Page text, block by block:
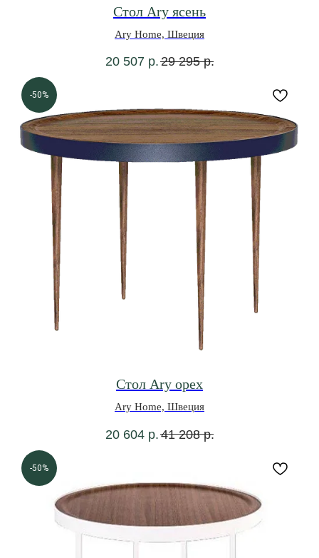
Стол Ary ясень
Ary Home, Швеция
20 507 р.29 295 р.
-50%
Стол Ary орех
Ary Home, Швеция
20 604 р.41 208 р.
-50%